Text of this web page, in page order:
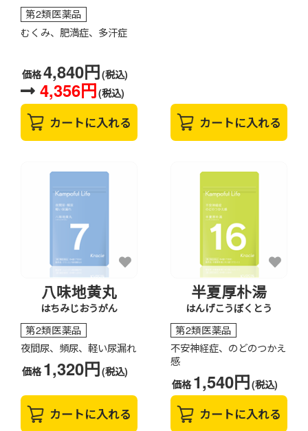
第2類医薬品
むくみ、肥満症、多汗症
価格4,840円(税込)
4,356円(税込)
カートに入れる カートに入れる
八味地黄丸
はちみじおうがん
第2類医薬品
夜間尿、頻尿、軽い尿漏れ
価格1,320円(税込)
カートに入れる
半夏厚朴湯
はんげこうぼくとう
第2類医薬品
不安神経症、のどのつかえ
感
価格1,540円(税込)
カートに入れる